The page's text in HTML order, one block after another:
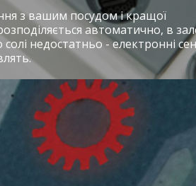
з вашим посудом і кращої
автоматично, в
недостатньо - електронні